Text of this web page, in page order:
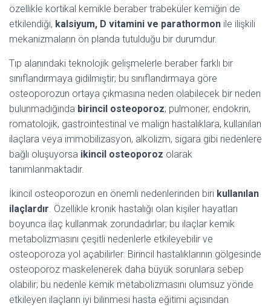
özellikle kortikal kemikle beraber trabeküler kemiğin de
etkilendiği, kalsiyum, D vitamini ve parathormon ile ilişkili
mekanizmaların ön planda tutulduğu bir durumdur.
Tıp alanındaki teknolojik gelişmelerle beraber farklı bir
sınıflandırmaya gidilmiştir; bu sınıflandırmaya göre
osteoporozun ortaya çıkmasına neden olabilecek bir neden
bulunmadığında birincil osteoporoz; pulmoner, endokrin,
romatolojik, gastrointestinal ve malign hastalıklara, kullanılan
ilaçlara veya immobilizasyon, alkolizm, sigara gibi nedenlere
bağlı oluşuyorsa ikincil osteoporoz olarak
tanımlanmaktadır.
İkincil osteoporozun en önemli nedenlerinden biri kullanılan
ilaçlardır . Özellikle kronik hastalığı olan kişiler hayatları
boyunca ilaç kullanmak zorundadırlar; bu ilaçlar kemik
metabolizmasını çeşitli nedenlerle etkileyebilir ve
osteoporoza yol açabilirler. Birincil hastalıklarının gölgesinde
osteoporoz maskelenerek daha büyük sorunlara sebep
olabilir; bu nedenle kemik metabolizmasını olumsuz yönde
etkileyen ilaçların iyi bilinmesi hasta eğitimi açısından